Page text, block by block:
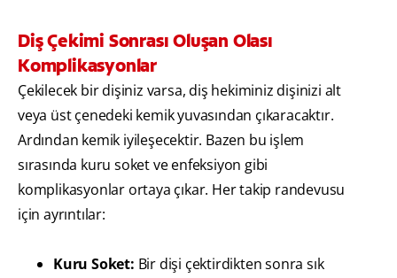
Diş Çekimi Sonrası Oluşan Olası
Komplikasyonlar
Çekilecek bir dişiniz varsa, diş hekiminiz dişinizi alt
veya üst çenedeki kemik yuvasından çıkaracaktır.
Ardından kemik iyileşecektir. Bazen bu işlem
sırasında kuru soket ve enfeksiyon gibi
komplikasyonlar ortaya çıkar. Her takip randevusu
için ayrıntılar:
Kuru Soket: Bir dişi çektirdikten sonra sık